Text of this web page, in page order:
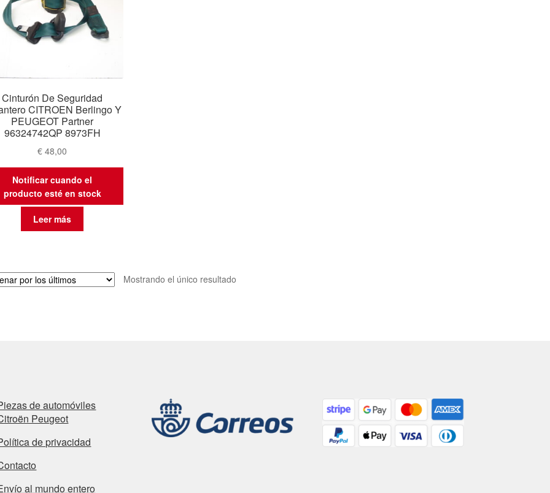
Cinturón De Seguridad
CITROEN Berlingo Y
PEUGEOT Partner
96324742QP 8973FH
€ 48,00
Notificar cuando el
producto esté en stock
Leer más
Mostrando el único resultado
de automóviles
Peugeot
de privacidad
al mundo entero